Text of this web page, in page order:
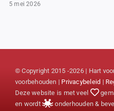
5 mei 2026
© Copyright 2015 -2026 | Hart
voorbehouden | Privacybeleid |
Deze website is met veel
en wordt
onderhouden &